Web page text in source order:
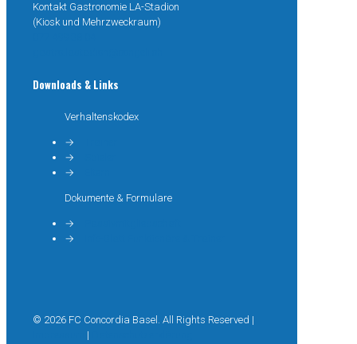
Kontakt Gastronomie LA-Stadion
(Kiosk und Mehrzweckraum)
Downloads & Links
Verhaltenskodex
→
→
→
Dokumente & Formulare
→
→
© 2026 FC Concordia Basel. All Rights Reserved |
|